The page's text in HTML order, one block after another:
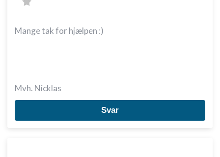
Mange tak for hjælpen :)
Mvh. Nicklas
Svar